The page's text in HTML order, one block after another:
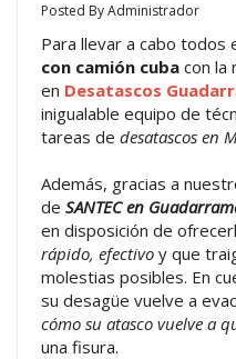
Posted ByAdministrador
Para llevar a cabo todos
con camión cubacon la
en Desatascos
inigualable equipo de
tareas de desatascos en
Además, gracias a
de SANTEC en
en disposición de
rápido, efectivoy que
molestias posibles. En
su desagüe vuelve a
cómo su atasco vuelve a
una fisura.